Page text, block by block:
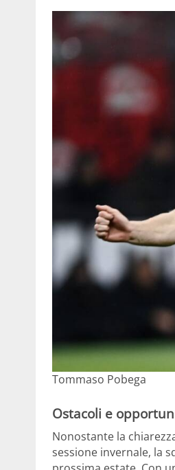
Tommaso Pobega
Ostacoli e
Nonostante la
sessione invernale, la